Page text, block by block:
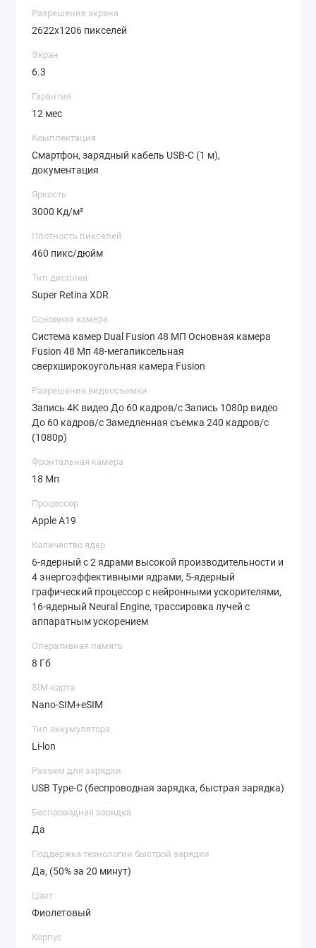
Разрешение экрана
2622x1206 пикселей
Экран
6.3
Гарантия
12 мес
Комплектация
Смартфон, зарядный кабель USB-C (1 м),
документация
Яркость
3000 Кд/м²
Плотность пикселей
460 пикс/дюйм
Тип дисплея
Super Retina XDR
Основная камера
Система камер Dual Fusion 48 МП Основная камера
Fusion 48 Мп 48-мегапиксельная
сверхширокоугольная камера Fusion
Разрешение видеосъемки
Запись 4K видео До 60 кадров/c Запись 1080p видео
До 60 кадров/c Замедленная съемка 240 кадров/c
(1080p)
Фронтальная камера
18 Мп
Процессор
Apple A19
Количество ядер
6-ядерный с 2 ядрами высокой производительности и
4 энергоэффективными ядрами, 5-ядерный
графический процессор с нейронными ускорителями,
16-ядерный Neural Engine, трассировка лучей с
аппаратным ускорением
Оперативная память
8 Гб
SIM-карта
Nano-SIM+eSIM
Тип аккумулятора
Li-lon
Разъем для зарядки
USB Type-C (беспроводная зарядка, быстрая зарядка)
Беспроводная зарядка
Да
Поддержка технологии быстрой зарядки
Да, (50% за 20 минут)
Цвет
Фиолетовый
Корпус